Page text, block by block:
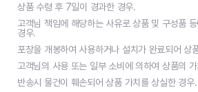
상품 수령 후 7일이 경과한 경우.
고객님 책임에 해당하는 사유로 상품 및 구성품
경우.
포장을 개봉하여 사용하거나 설치가 완료되어 상
고객님의 사용 또는 일부 소비에 의하여 상품의
반송시 물건이 훼손되어 상품 가치를 상실한 경우.